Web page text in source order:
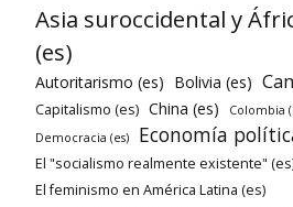
Asia suroccidental y
(es)
Autoritarismo (es) Bolivia (es)
Capitalismo (es) China (es) Colombia
Democracia (es) Economía
El "socialismo realmente existente"
El feminismo en América Latina (es)